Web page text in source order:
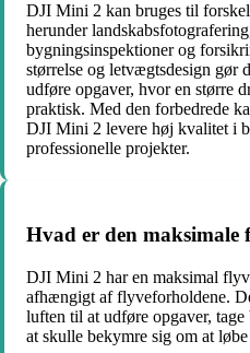
DJI Mini 2 kan bruges til
herunder
bygningsinspektioner og
størrelse og letvægtsdesign gør
udføre opgaver, hvor en større
praktisk. Med den forbedrede
DJI Mini 2 levere høj kvalitet i
professionelle projekter.
Hvad er den
DJI Mini 2 har en maksimal
afhængigt af flyveforholdene.
luften til at udføre opgaver,
at skulle bekymre sig om at